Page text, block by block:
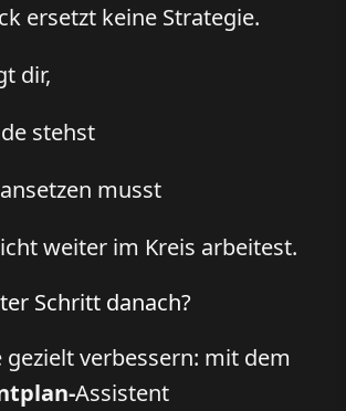
ersetzt keine Strategie.
dir,
stehst
musst
weiter im Kreis arbeitest.
Schritt danach?
verbessern: mit dem
Assistent